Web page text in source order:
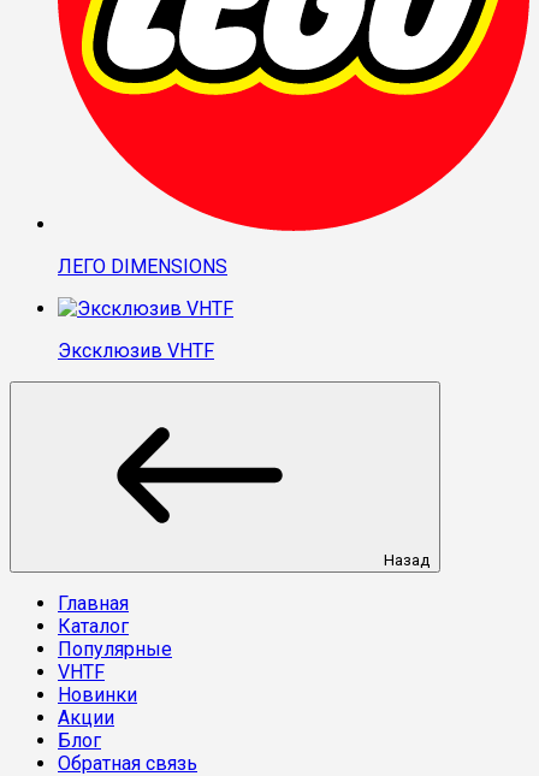
ЛЕГО DIMENSIONS
Эксклюзив VHTF
Назад
Главная
Каталог
Популярные
VHTF
Новинки
Акции
Блог
Обратная связь